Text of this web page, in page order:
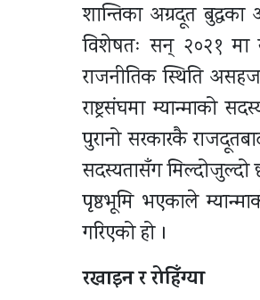
शान्तिका अग्रदूत
विशेषतः सन् २०२१ मा
राजनीतिक स्थिति
राष्ट्रसंघमा म्यान्माको
पुरानो सरकारकै
सदस्यतासँग मिल्दोजुल्दो
पृष्ठभूमि भएकाले
गरिएको हो ।
रखाइन र रोहिँग्या